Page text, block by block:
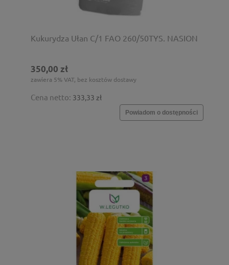
Kukurydza Ułan C/1 FAO 260/50TYS. NASION
350,00 zł
zawiera 5% VAT, bez kosztów dostawy
Cena netto: 333,33 zł
Powiadom o dostępności